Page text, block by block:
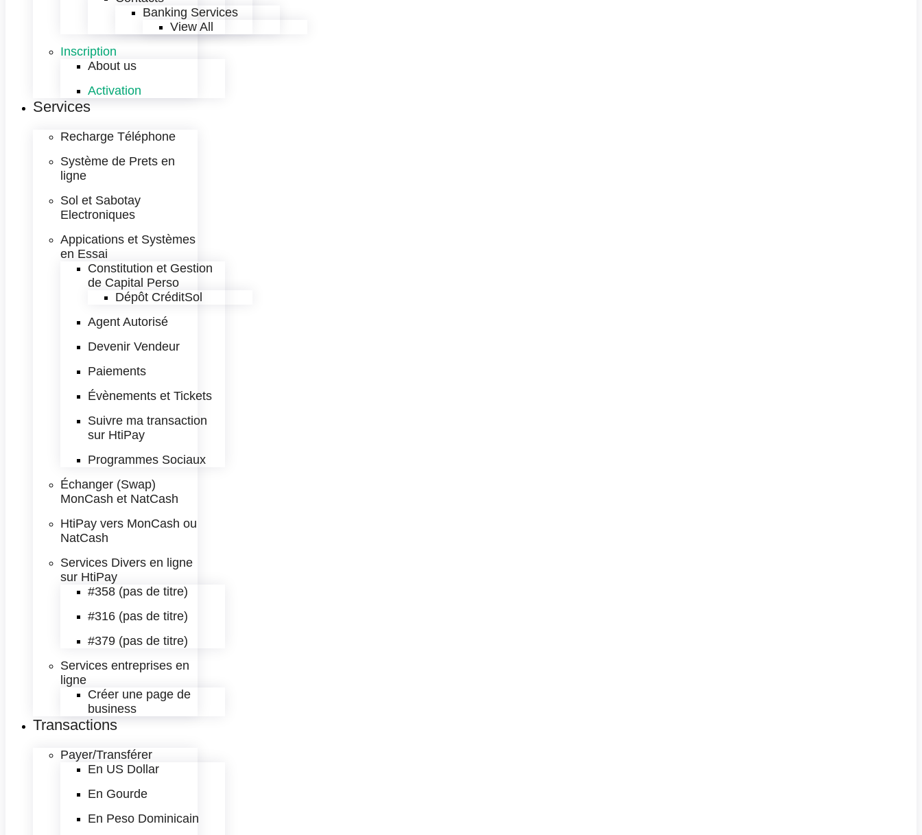
Banking Services
View All
Inscription
About us
Activation
Services
Recharge Téléphone
Système de Prets en
ligne
Sol et Sabotay
Electroniques
Appications et Systèmes
en Essai
Constitution et Gestion
de Capital Perso
Dépôt CréditSol
Agent Autorisé
Devenir Vendeur
Paiements
Évènements et Tickets
Suivre ma transaction
sur HtiPay
Programmes Sociaux
Échanger (Swap)
MonCash et NatCash
HtiPay vers MonCash ou
NatCash
Services Divers en ligne
sur HtiPay
#358 (pas de titre)
#316 (pas de titre)
#379 (pas de titre)
Services entreprises en
ligne
Créer une page de
business
Transactions
Payer/Transférer
En US Dollar
En Gourde
En Peso Dominicain